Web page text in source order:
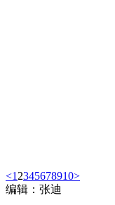
<1 2345678910>
编辑：张迪